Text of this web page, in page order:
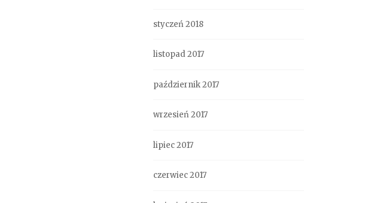
styczeń 2018
listopad 2017
październik 2017
wrzesień 2017
lipiec 2017
czerwiec 2017